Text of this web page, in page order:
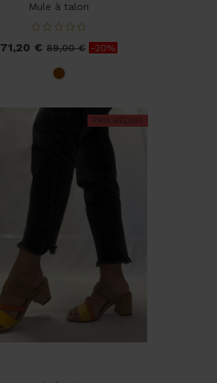
Mule à talon
Prix
71,20 € Prix
base
89,00 € -20%
Marron
PRIX RÉDUIT